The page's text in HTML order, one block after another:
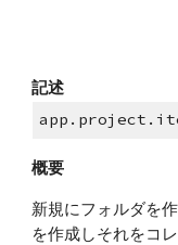
記述
概要
新規にフォルダを
を作成しそれをコ